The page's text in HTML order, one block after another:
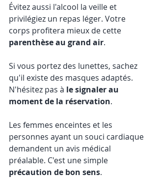
Évitez aussi l'alcool la veille et
privilégiez un repas léger. Votre
corps profitera mieux de cette
parenthèse au grand air.
Si vous portez des lunettes, sachez
qu'il existe des masques adaptés.
N'hésitez pas à le signaler au
moment de la réservation.
Les femmes enceintes et les
personnes ayant un souci cardiaque
demandent un avis médical
préalable. C'est une simple
précaution de bon sens.